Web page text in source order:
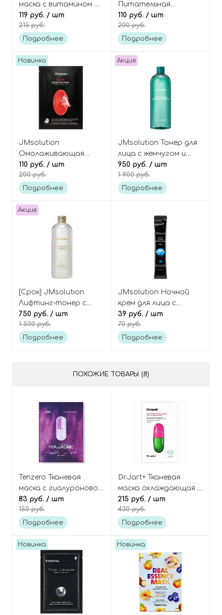
маска с витамином С
и арбутином, V Skin
Radiance Mask
119 руб. / шт
215 руб.
Подробнее
Питательная
тканевая маска с
витамином Е и
авокадо, V Skin
110 руб. / шт
200 руб.
Подробнее
Новинка
JMsolution
Омолаживающая
тканевая маска с
ретинолом и
пептидами, V Skin
110 руб. / шт
200 руб.
Подробнее
Акция
JMsolution Тонер для
лица с жемчугом и
морским коллагеном
(600 мл), Marine
Luminous Pearl Deep
950 руб. / шт
1 900 руб.
Подробнее
Акция
[Срок] JMsolution
Лифтинг-тонер с
золотом, пептидами
и витамином С (600
мл), Prime Gold Toner
750 руб. / шт
1 500 руб.
Подробнее
JMsolution Ночной
крем для лица с
медузой (в саше),
Active Jellyfish Sleeping
Cream Prime
39 руб. / шт
70 руб.
Подробнее
ПОХОЖИЕ ТОВАРЫ (8)
Tenzero Тканевая
маска с гиалуроновой
кислотой
увлажняющая, Glow
Ampoule Hyaluronic
83 руб. / шт
150 руб.
Подробнее
Dr.Jart+ Тканевая
маска охлаждающая с
центеллой азиатской
Cicapair tiger grass
calming mask
215 руб. / шт
430 руб.
Подробнее
Новинка Новинка